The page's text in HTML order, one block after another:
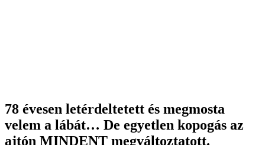
78 évesen letérdeltetett és megmosta
velem a lábát… De egyetlen kopogás az
ajtón MINDENT megváltoztatott.